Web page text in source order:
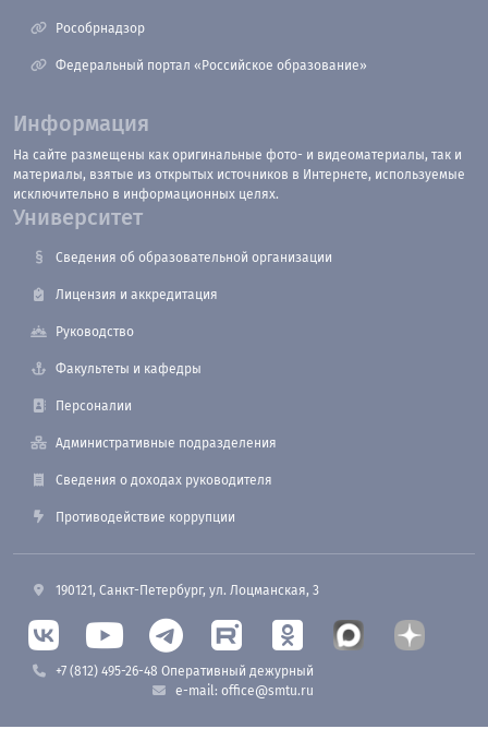
Рособрнадзор
Федеральный портал «Российское образование»
Информация
На сайте размещены как оригинальные фото- и видеоматериалы, так и
материалы, взятые из открытых источников в Интернете, используемые
исключительно в информационных целях.
Университет
Сведения об образовательной организации
Лицензия и аккредитация
Руководство
Факультеты и кафедры
Персоналии
Административные подразделения
Сведения о доходах руководителя
Противодействие коррупции
190121, Санкт-Петербург, ул. Лоцманская, 3
+7 (812) 495-26-48 Оперативный дежурный
e-mail: office@smtu.ru